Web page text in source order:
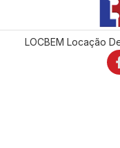
LOCBEM Locação